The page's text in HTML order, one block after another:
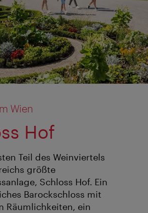
Wien
Hof
Teil des Weinviertels
größte
Schloss Hof. Ein
Barockschloss mit
Räumlichkeiten, ein